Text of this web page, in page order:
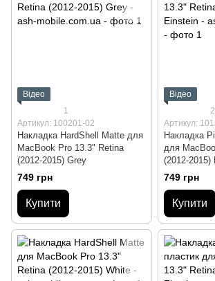
Відео
1
Артикул: 100201-02
Накладка HardShell Matte для
MacBook Pro 13.3" Retina
(2012-2015) Grey
749 грн
Купити
Відео
2
Артикул:
Накладка
для
(2012-2015)
749 грн
Купити